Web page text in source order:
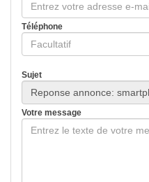
Téléphone
Sujet
Votre message